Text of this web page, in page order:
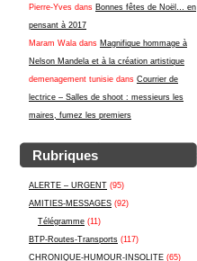
Pierre-Yves dans Bonnes fêtes de Noël… en
pensant à 2017
Maram Wala dans Magnifique hommage à
Nelson Mandela et à la création artistique
demenagement tunisie dans Courrier de
lectrice – Salles de shoot : messieurs les
maires, fumez les premiers
Rubriques
ALERTE – URGENT (95)
AMITIES-MESSAGES (92)
Télégramme (11)
BTP-Routes-Transports (117)
CHRONIQUE-HUMOUR-INSOLITE (65)